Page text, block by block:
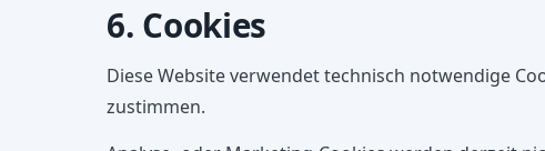
6. Cookies
Diese Website verwendet technisch notwendige
zustimmen.